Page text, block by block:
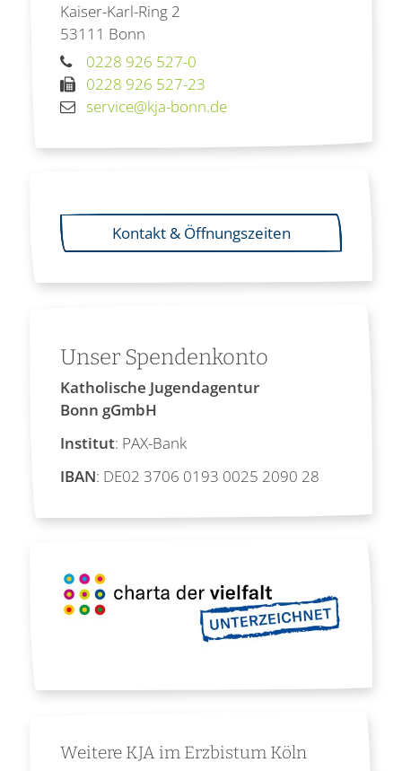
Kaiser-Karl-Ring 2
53111 Bonn
0228 926 527-0
0228 926 527-23
service@kja-bonn.de
Kontakt & Öffnungszeiten
Unser Spendenkonto
Katholische Jugendagentur
Bonn gGmbH
Institut: PAX-Bank
IBAN: DE02 3706 0193 0025 2090 28
Weitere KJA im Erzbistum Köln